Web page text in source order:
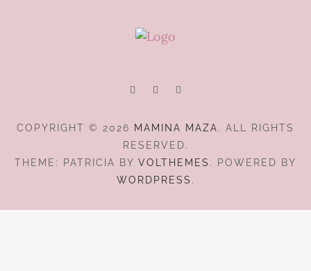
COPYRIGHT © 2026 MAMINA MAZA. ALL RIGHTS
RESERVED.
THEME: PATRICIA BY VOLTHEMES . POWERED BY
WORDPRESS .